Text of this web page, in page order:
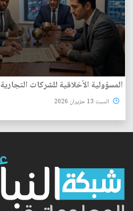
المسؤولية الأخلاقية للشركات التجارية
السبت 13 حزيران 2026